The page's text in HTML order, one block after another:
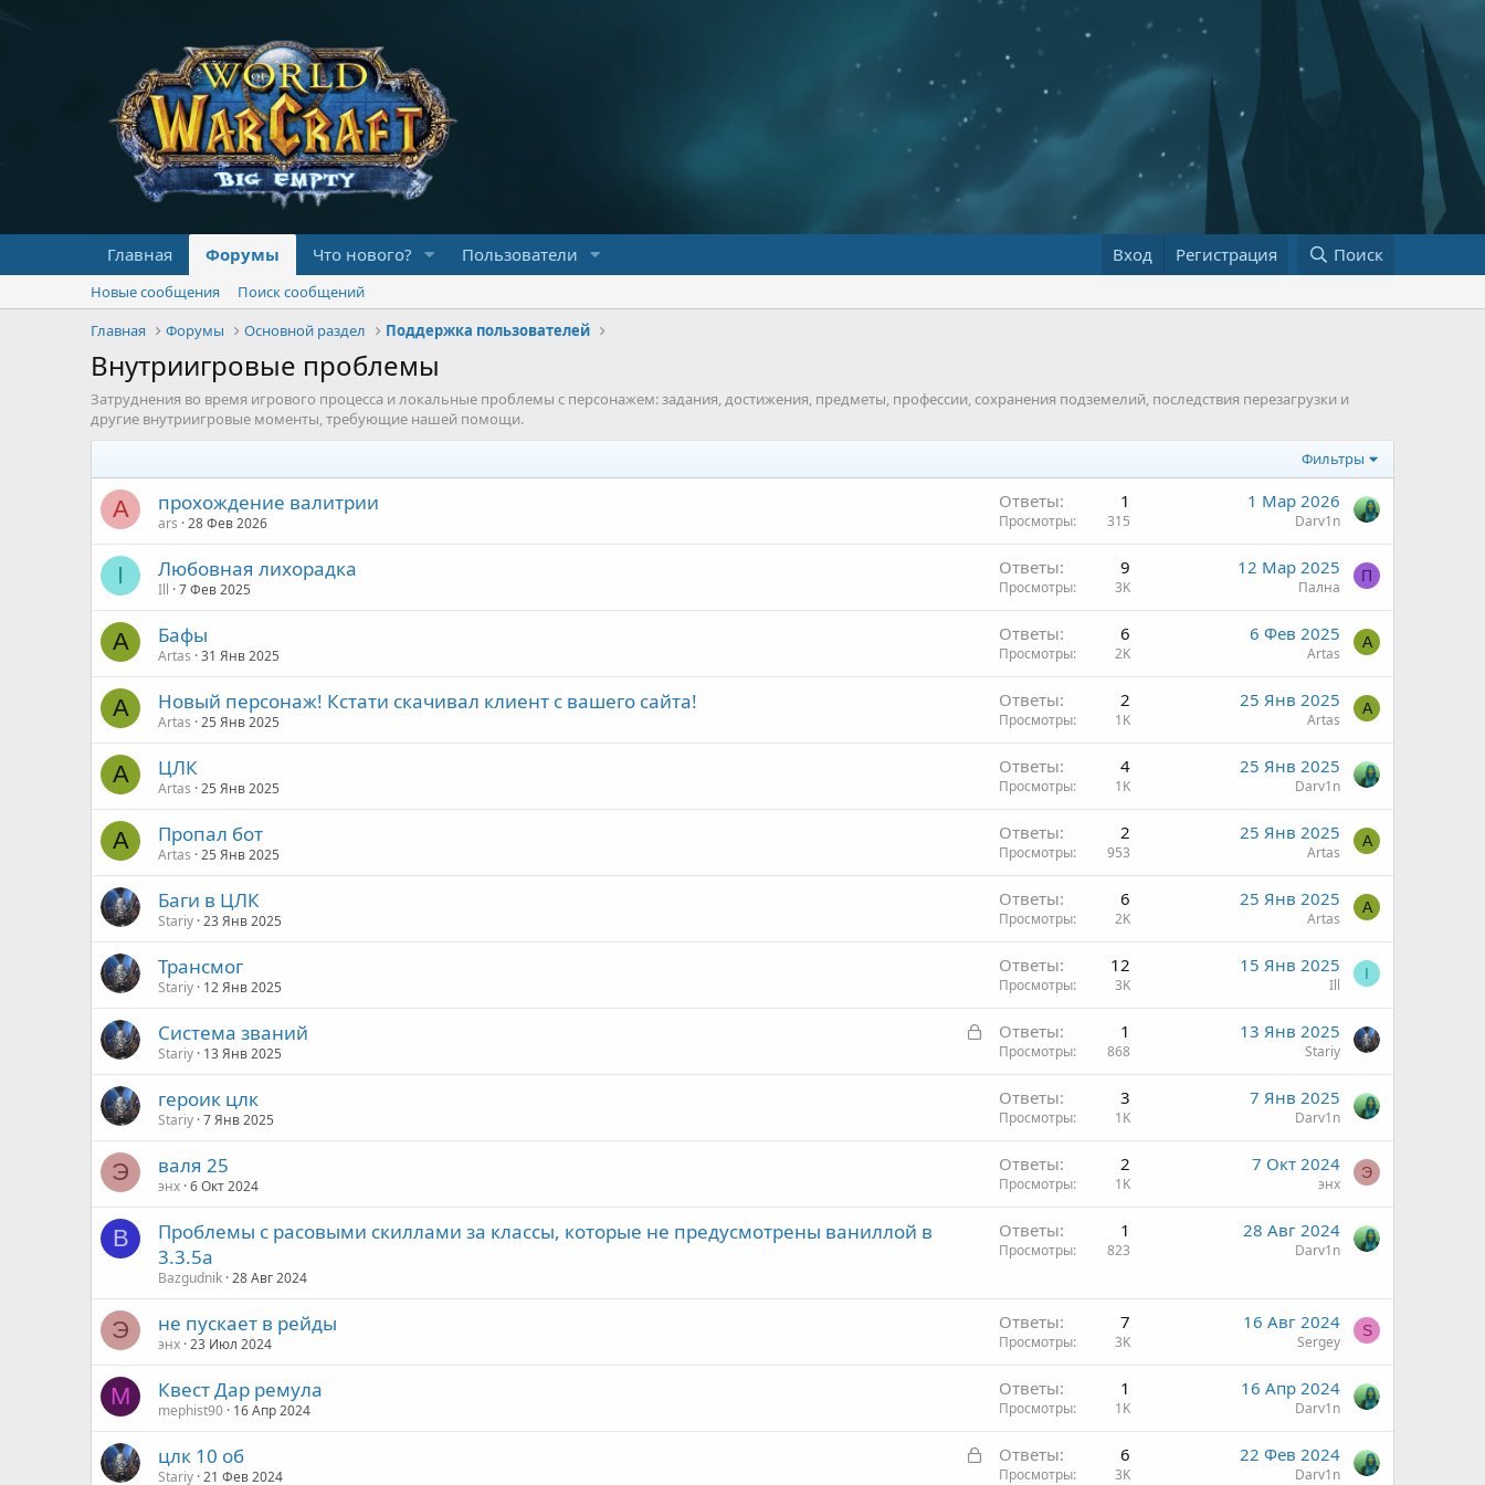
Главная Форумы Что нового? Пользователи Вход Регистрация Поиск
Новые сообщения
Поиск сообщений
Главная
Форумы Основной раздел Поддержка пользователей
Внутриигровые проблемы
Затруднения во время игрового процесса и локальные проблемы с персонажем: задания, достижения, предметы, профессии, сохранения подземелий, последствия перезагрузки и
другие внутриигровые моменты, требующие нашей помощи.
Фильтры
A прохождение валитрии
ars 28 Фев 2026
Ответы 1
Просмотры 315
1 Мар 2026
Darv1n
I Любовная лихорадка
Ill 7 Фев 2025
Ответы 9
Просмотры 3K
12 Мар 2025
Пална
П
A Бафы
Artas 31 Янв 2025
Ответы 6
Просмотры 2K
6 Фев 2025
Artas
A
A Новый персонаж! Кстати скачивал клиент с вашего сайта!
Artas 25 Янв 2025
Ответы 2
Просмотры 1K
25 Янв 2025
Artas
A
A ЦЛК
Artas 25 Янв 2025
Ответы 4
Просмотры 1K
25 Янв 2025
Darv1n
A Пропал бот
Artas 25 Янв 2025
Ответы 2
Просмотры 953
25 Янв 2025
Artas
A
Баги в ЦЛК
Stariy 23 Янв 2025
Ответы 6
Просмотры 2K
25 Янв 2025
Artas
A
Трансмог
Stariy 12 Янв 2025
Ответы 12
Просмотры 3K
15 Янв 2025
Ill
I
З
Система званий
Stariy 13 Янв 2025
Ответы 1
Просмотры 868
13 Янв 2025
Stariy
героик цлк
Stariy 7 Янв 2025
Ответы 3
Просмотры 1K
7 Янв 2025
Darv1n
Э валя 25
энх 6 Окт 2024
Ответы 2
Просмотры 1K
7 Окт 2024
энх
Э
B
Проблемы с расовыми скиллами за классы, которые не предусмотрены ваниллой в
3.3.5а
Bazgudnik 28 Авг 2024
Ответы 1
Просмотры 823
28 Авг 2024
Darv1n
Э не пускает в рейды
энх 23 Июл 2024
Ответы 7
Просмотры 3K
16 Авг 2024
Sergey
S
M Квест Дар ремула
mephist90 16 Апр 2024
Ответы 1
Просмотры 1K
16 Апр 2024
Darv1n
З
цлк 10 об
Stariy 21 Фев 2024
Ответы 6
Просмотры 3K
22 Фев 2024
Darv1n